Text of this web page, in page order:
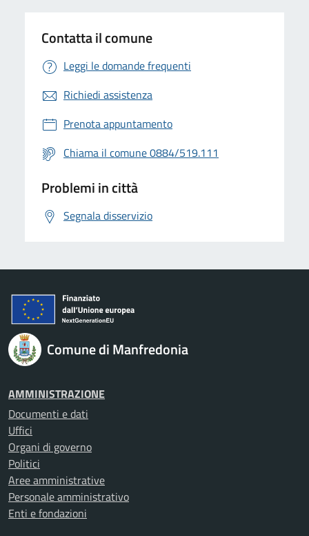
Contatta il comune
Leggi le domande frequenti
Richiedi assistenza
Prenota appuntamento
Chiama il comune 0884/519.111
Problemi in città
Segnala disservizio
Comune di Manfredonia
AMMINISTRAZIONE
Documenti e dati
Uffici
Organi di governo
Politici
Aree amministrative
Personale amministrativo
Enti e fondazioni